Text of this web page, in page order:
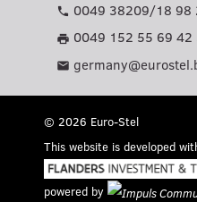
phone 0049 38209/18 98
print 0049 152 55 69 42
mail
© 2026 Euro-Stel
This website is developed
powered by